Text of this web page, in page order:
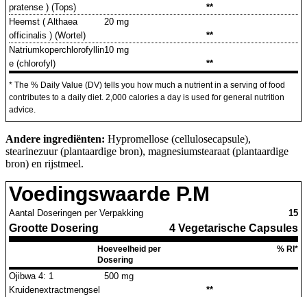
pratense ) (Tops)
**
Heemst ( Althaea
officinalis ) (Wortel)
20 mg
**
Natriumkoperchlorofyllin
e (chlorofyl)
10 mg
**
* The % Daily Value (DV) tells you how much a nutrient in a serving of food
contributes to a daily diet. 2,000 calories a day is used for general nutrition
advice.
Andere ingrediënten: Hypromellose (cellulosecapsule),
stearinezuur (plantaardige bron), magnesiumstearaat (plantaardige
bron) en rijstmeel.
Voedingswaarde P.M
Aantal Doseringen per Verpakking 15
Grootte Dosering 4 Vegetarische Capsules
Hoeveelheid per
Dosering
% RI*
Ojibwa 4: 1
Kruidenextractmengsel
500 mg
**